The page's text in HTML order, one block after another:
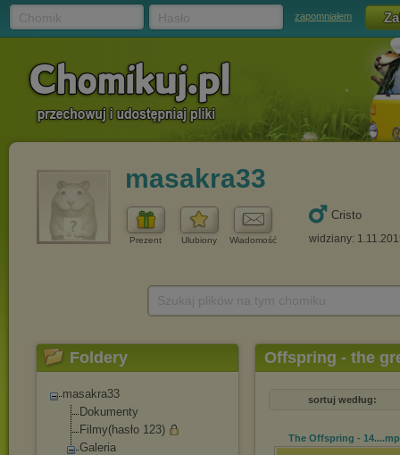
zapomniałem
masakra33
Prezent Ulubiony Wiadomość
Cristo
widziany:
Foldery
masakra33
Dokumenty
Filmy(hasło 123)
Galeria
Offspring - the
sortuj według:
The Offspring - 14...